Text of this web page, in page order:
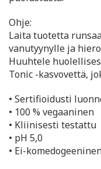
Ohje:
Laita tuotetta
vanutyynylle ja
Huuhtele
Tonic -kasvovettä,
• Sertifioidusti
• 100 % vegaaninen
• Kliinisesti testattu
• pH 5,0
• Ei-